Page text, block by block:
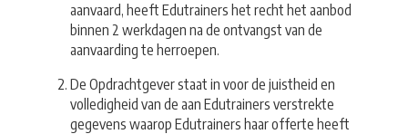
aanvaard, heeft Edutrainers het recht het aanbod
binnen 2 werkdagen na de ontvangst van de
aanvaarding te herroepen.
De Opdrachtgever staat in voor de juistheid en
volledigheid van de aan Edutrainers verstrekte
gegevens waarop Edutrainers haar offerte heeft